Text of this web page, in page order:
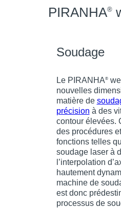
PIRANHA®
Soudage
Le PIRANHA®
nouvelles
matière de
précision à des
contour élevées.
des procédures
fonctions telles
soudage laser à
l’interpolation
hautement
machine de
est donc
processus de